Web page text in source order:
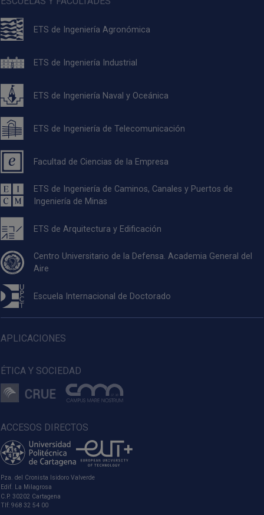
ACCESOS DIRECTOS
Pza. del Cronista Isidoro Valverde
Edif. La Milagrosa
C.P. 30202 Cartagena
Tlf: 968 32 54 00
APLICACIONES
ÉTICA Y SOCIEDAD
ETS de Ingeniería Agronómica
ETS de Ingeniería Industrial
ETS de Ingeniería Naval y Oceánica
ETS de Ingeniería de Telecomunicación
Facultad de Ciencias de la Empresa
ETS de Ingeniería de Caminos, Canales y Puertos de
Ingeniería de Minas
ETS de Arquitectura y Edificación
Centro Universitario de la Defensa. Academia General del
Aire
Escuela Internacional de Doctorado